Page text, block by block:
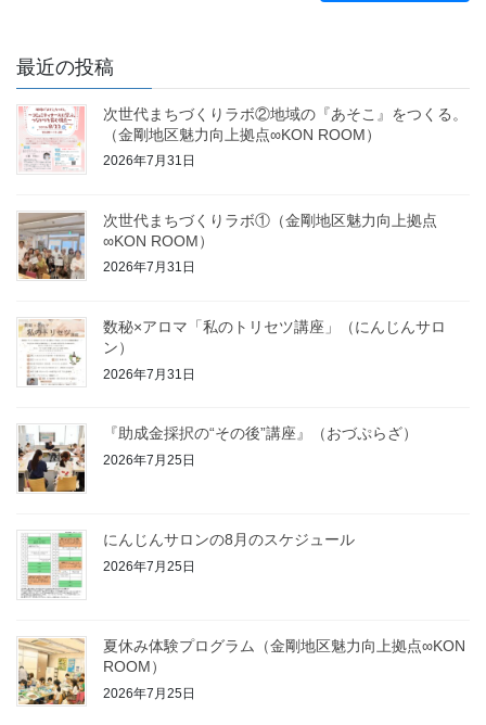
最近の投稿
次世代まちづくりラボ②地域の『あそこ』をつくる。
（金剛地区魅力向上拠点∞KON ROOM）
2026年7月31日
次世代まちづくりラボ①（金剛地区魅力向上拠点
∞KON ROOM）
2026年7月31日
数秘×アロマ「私のトリセツ講座」（にんじんサロ
ン）
2026年7月31日
『助成金採択の“その後”講座』（おづぷらざ）
2026年7月25日
にんじんサロンの8月のスケジュール
2026年7月25日
夏休み体験プログラム（金剛地区魅力向上拠点∞KON
ROOM）
2026年7月25日